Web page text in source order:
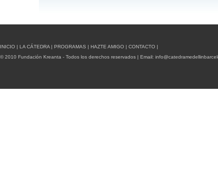
INICIO | LA CÁTEDRA | PROGRAMAS | HAZTE AMIGO | CONTACTO |
© 2010 Fundación Kreanta - Todos los derechos reservados | Email: